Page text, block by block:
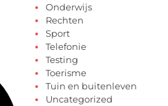
Onderwijs
Rechten
Sport
Telefonie
Testing
Toerisme
Tuin en buitenleven
Uncategorized